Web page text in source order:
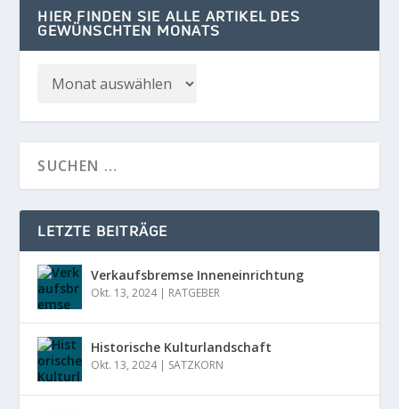
HIER FINDEN SIE ALLE ARTIKEL DES
GEWÜNSCHTEN MONATS
LETZTE BEITRÄGE
Verkaufsbremse Inneneinrichtung
Okt. 13, 2024| RATGEBER
Historische Kulturlandschaft
Okt. 13, 2024| SATZKORN